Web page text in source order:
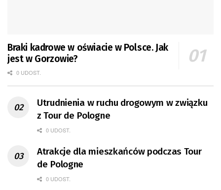
Braki kadrowe w oświacie w Polsce. Jak
jest w Gorzowie?
0 UDOST.
Utrudnienia w ruchu drogowym w związku
z Tour de Pologne
0 UDOST.
Atrakcje dla mieszkańców podczas Tour
de Pologne
0 UDOST.